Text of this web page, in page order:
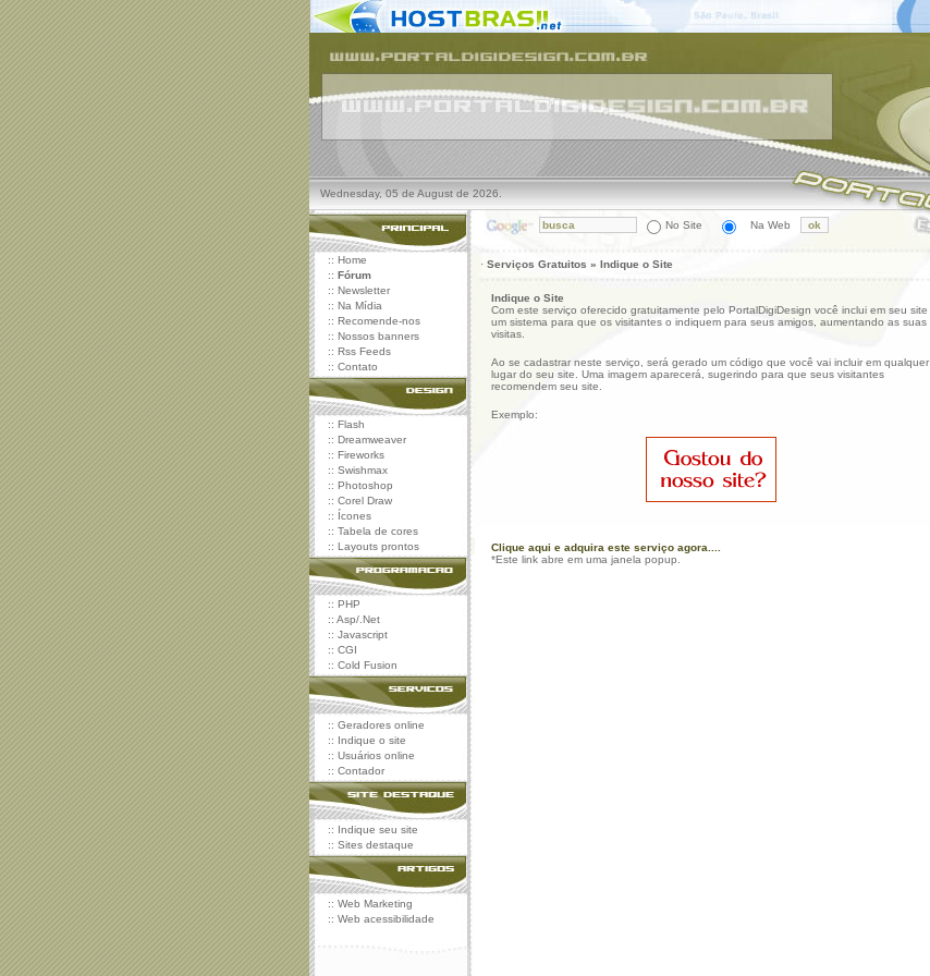
Wednesday, 05 de August de 2026.
No Site Na Web
:: Home
:: Fórum
:: Newsletter
:: Na Mídia
:: Recomende-nos
:: Nossos banners
:: Rss Feeds
:: Contato
:: Flash
:: Dreamweaver
:: Fireworks
:: Swishmax
:: Photoshop
:: Corel Draw
:: Ícones
:: Tabela de cores
:: Layouts prontos
:: PHP
:: Asp/.Net
:: Javascript
:: CGI
:: Cold Fusion
:: Geradores online
:: Indique o site
:: Usuários online
:: Contador
:: Indique seu site
:: Sites destaque
:: Web Marketing
:: Web acessibilidade
· Serviços Gratuitos » Indique o Site
Indique o Site
Com este serviço oferecido gratuitamente pelo PortalDigiDesign você inclui em seu site
um sistema para que os visitantes o indiquem para seus amigos, aumentando as suas
visitas.
Ao se cadastrar neste serviço, será gerado um código que você vai incluir em qualquer
lugar do seu site. Uma imagem aparecerá, sugerindo para que seus visitantes
recomendem seu site.
Exemplo:
Clique aqui e adquira este serviço agora....
*Este link abre em uma janela popup.